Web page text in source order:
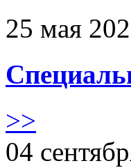
25 мая
>>
04